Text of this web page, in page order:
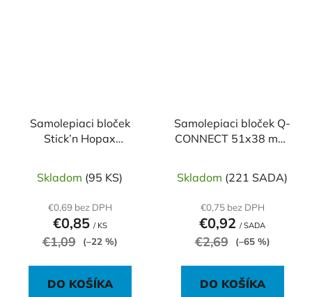
Samolepiaci bloček
Stick’n Hopax
Skladom (95 KS)
€0,69 bez DPH
€0,85 / KS
€1,09 (–22 %)
DO KOŠÍKA
Samolepiaci bloček Q-
CONNECT 51x38 mm,
Skladom (221 SADA)
€0,75 bez DPH
€0,92 / SADA
€2,69 (–65 %)
DO KOŠÍKA